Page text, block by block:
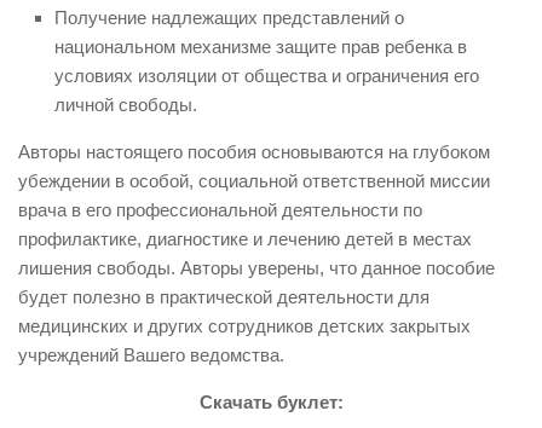
Получение надлежащих представлений о
национальном механизме защите прав ребенка в
условиях изоляции от общества и ограничения его
личной свободы.
Авторы настоящего пособия основываются на глубоком
убеждении в особой, социальной ответственной миссии
врача в его профессиональной деятельности по
профилактике, диагностике и лечению детей в местах
лишения свободы. Авторы уверены, что данное пособие
будет полезно в практической деятельности для
медицинских и других сотрудников детских закрытых
учреждений Вашего ведомства.
Скачать буклет: